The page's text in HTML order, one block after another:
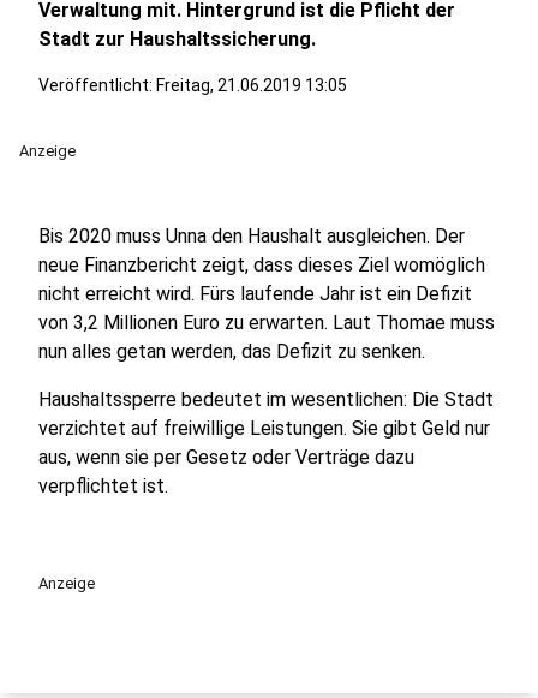
Verwaltung mit. Hintergrund ist die Pflicht der
Stadt zur Haushaltssicherung.
Veröffentlicht: Freitag, 21.06.2019 13:05
Anzeige
Bis 2020 muss Unna den Haushalt ausgleichen. Der
neue Finanzbericht zeigt, dass dieses Ziel womöglich
nicht erreicht wird. Fürs laufende Jahr ist ein Defizit
von 3,2 Millionen Euro zu erwarten. Laut Thomae muss
nun alles getan werden, das Defizit zu senken.
Haushaltssperre bedeutet im wesentlichen: Die Stadt
verzichtet auf freiwillige Leistungen. Sie gibt Geld nur
aus, wenn sie per Gesetz oder Verträge dazu
verpflichtet ist.
Anzeige